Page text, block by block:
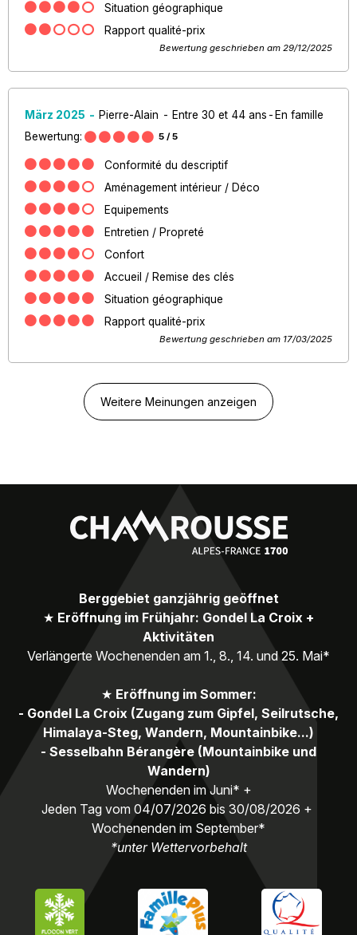
Situation géographique
Rapport qualité-prix
Bewertung geschrieben am 29/12/2025
März 2025 Pierre-Alain Entre 30 et 44 ans
En famille
Bewertung:
5 / 5
Conformité du descriptif
Aménagement intérieur / Déco
Equipements
Entretien / Propreté
Confort
Accueil / Remise des clés
Situation géographique
Rapport qualité-prix
Bewertung geschrieben am 17/03/2025
Weitere Meinungen anzeigen
Berggebiet ganzjährig geöffnet
★ Eröffnung im Frühjahr: Gondel La Croix +
Aktivitäten
Verlängerte Wochenenden am 1., 8., 14. und 25. Mai*
★ Eröffnung im Sommer:
- Gondel La Croix (Zugang zum Gipfel, Seilrutsche,
Himalaya-Steg, Wandern, Mountainbike...)
- Sesselbahn Bérangère (Mountainbike und
Wandern)
Wochenenden im Juni* +
Jeden Tag vom 04/07/2026 bis 30/08/2026 +
Wochenenden im September*
*unter Wettervorbehalt